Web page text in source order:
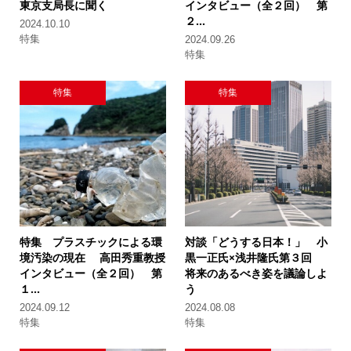
東京支局長に聞く
2024.10.10
特集
インタビュー（全２回）
第
２...
2024.09.26
特集
特集
特集 プラスチックによる環
境汚染の現在
高田秀重教授
インタビュー（全２回）
第
１...
2024.09.12
特集
特集
対談「どうする日本！」 小
黒一正氏×浅井隆氏第３回
将来のあるべき姿を議論しよ
う
2024.08.08
特集